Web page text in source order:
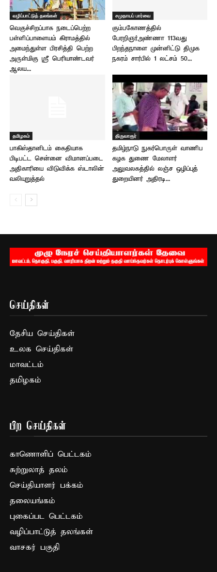
வழிப்பாட்டுத் தலங்கள்
வெகுச்சிறப்பாக நடைப்பெற்ற
பள்ளிப்பாளையம் கிராமத்தில்
அமைந்துள்ள பிரசித்தி பெற்ற
அருள்மிகு ஸ்ரீ பெரியாண்டவர்
ஆலய...
சமுதாயப் பார்வை
கும்பகோணத்தில்
பேரறிஞர்அண்ணா 113வது
பிறந்தநாளை முன்னிட்டு திமுக
நகரம் சார்பில் 1 லட்சம் 50...
தமிழகம்
பாகிஸ்தானிடம் கைதியாக
பிடிபட்ட சென்னை விமானப்படை
அதிகாரியை விடுவிக்க ஸ்டாலின்
வலியுறுத்தல்
திருவாரூர்
தமிழ்நாடு நுகர்பொருள் வாணிப
கழக துணை மேலாளர்
அலுவலகத்தில் லஞ்ச ஒழிப்புத்
துறையினர் அதிரடி...
செய்திகள்
தேசிய செய்திகள்
உலக செய்திகள்
மாவட்டம்
தமிழகம்
பிற செய்திகள்
காணொளிப் பெட்டகம்
சுற்றுலாத் தலம்
செய்தியாளர் பக்கம்
தலையங்கம்
புகைப்பட பெட்டகம்
வழிப்பாட்டுத் தலங்கள்
வாசகர் பகுதி